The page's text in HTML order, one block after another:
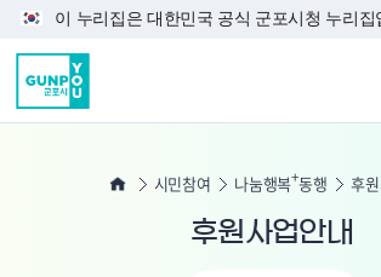
본문 바로가기
이 누리집은 대한민국 공식 군포시청 누리집
시민참여 나눔행복+동행 후
후원사업안내